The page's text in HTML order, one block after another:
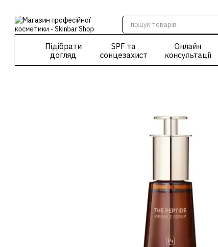
Підібрати
догляд
SPF та
сонцезахист
Онлайн
консультації